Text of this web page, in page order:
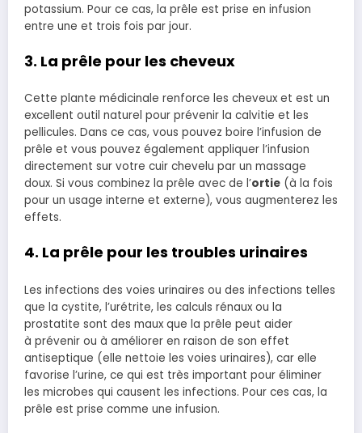
potassium. Pour ce cas, la prêle est prise en infusion
entre une et trois fois par jour.
3. La prêle pour les cheveux
Cette plante médicinale renforce les cheveux et est un
excellent outil naturel pour prévenir la calvitie et les
pellicules. Dans ce cas, vous pouvez boire l’infusion de
prêle et vous pouvez également appliquer l’infusion
directement sur votre cuir chevelu par un massage
doux. Si vous combinez la prêle avec de l’ortie (à la fois
pour un usage interne et externe), vous augmenterez les
effets.
4. La prêle pour les troubles urinaires
Les infections des voies urinaires ou des infections telles
que la cystite, l’urétrite, les calculs rénaux ou la
prostatite sont des maux que la prêle peut aider
à prévenir ou à améliorer en raison de son effet
antiseptique (elle nettoie les voies urinaires), car elle
favorise l’urine, ce qui est très important pour éliminer
les microbes qui causent les infections. Pour ces cas, la
prêle est prise comme une infusion.